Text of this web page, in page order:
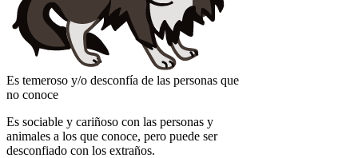
Es temeroso y/o desconfía de las personas que
no conoce
Es sociable y cariñoso con las personas y
animales a los que conoce, pero puede ser
desconfiado con los extraños.